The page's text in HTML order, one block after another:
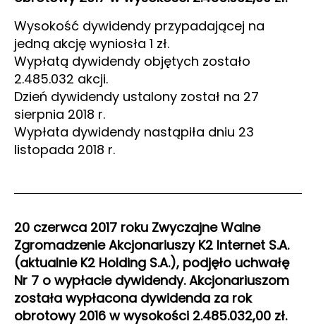
Wysokość dywidendy przypadającej na
jedną akcję wyniosła 1 zł.
Wypłatą dywidendy objętych zostało
2.485.032 akcji.
Dzień dywidendy ustalony został na 27
sierpnia 2018 r.
Wypłata dywidendy nastąpiła dniu 23
listopada 2018 r.
20 czerwca 2017 roku Zwyczajne Walne
Zgromadzenie Akcjonariuszy K2 Internet S.A.
(aktualnie K2 Holding S.A.), podjęło uchwałę
Nr 7 o wypłacie dywidendy. Akcjonariuszom
została wypłacona dywidenda za rok
obrotowy 2016 w wysokości 2.485.032,00 zł.